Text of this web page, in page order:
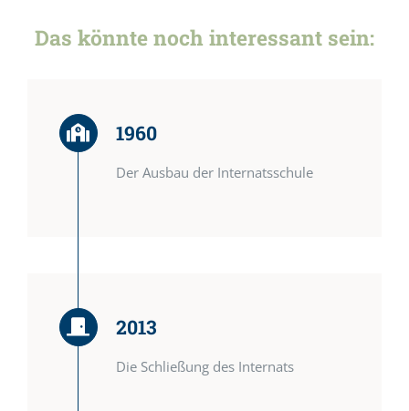
Das könnte noch interessant sein:
1960
Der Ausbau der Internatsschule
2013
Die Schließung des Internats